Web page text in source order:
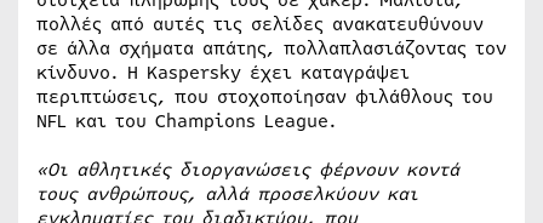
πολλές από αυτές τις σελίδες ανακατευθύνουν
σε άλλα σχήματα απάτης, πολλαπλασιάζοντας τον
κίνδυνο. Η Kaspersky έχει καταγράψει
περιπτώσεις, που στοχοποίησαν φιλάθλους του
NFL και του Champions League.
«Οι αθλητικές διοργανώσεις φέρνουν κοντά
τους ανθρώπους, αλλά προσελκύουν και